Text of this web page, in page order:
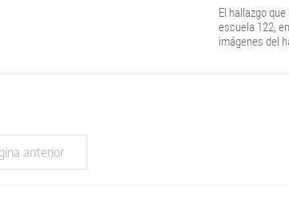
El hallazgo
escuela 122,
imágenes del
anterior